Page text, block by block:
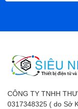
CÔNG TY TNHH
0317348325 ( do Sở